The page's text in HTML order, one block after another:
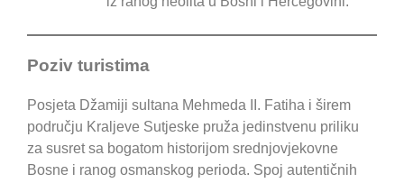
Poziv turistima
Posjeta Džamiji sultana Mehmeda II. Fatiha i širem
području Kraljeve Sutjeske pruža jedinstvenu priliku
za susret sa bogatom historijom srednjovjekovne
Bosne i ranog osmanskog perioda. Spoj autentičnih